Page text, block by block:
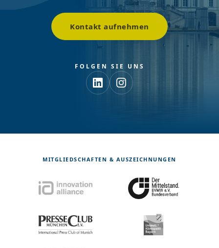
Kontakt aufnehmen
FOLGEN SIE UNS
MITGLIEDSCHAFTEN & AUSZEICHNUNGEN